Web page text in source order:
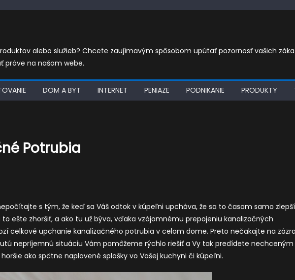
alebo služieb? Chcete zaujímavým spôsobom upútať pozornosť vašich
práve na našom webe.
DOM A BYT INTERNET PENIAZE PODNIKANIE PRODUKTY
Potrubia
s tým, že keď sa Váš odtok v kúpeľni upcháva, že sa to časom samo
to ešte zhoršiť, a ako tu už býva, vďaka vzájomnému prepojeniu kanalizačných
celkové upchanie kanalizačného potrubia v celom dome. Preto nečakajte na
nepríjemnú situáciu Vám pomôžeme rýchlo riešiť a Vy tak predídete nechceným
ako spätne naplavené splašky vo Vašej kuchyni či kúpeľni.